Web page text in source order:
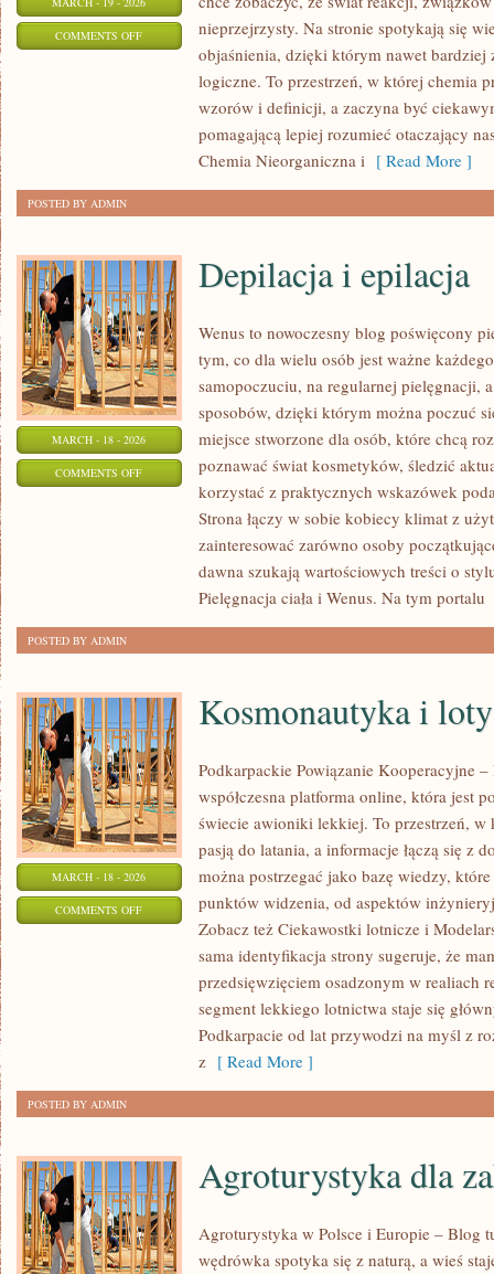
COMMENTS OFFON
nieprzejrzysty. Na stronie spotykają się
objaśnienia, dzięki którym nawet bardziej
logiczne. To przestrzeń, w której chemia
wzorów i definicji, a zaczyna być
pomagającą lepiej rozumieć otaczający
Chemia Nieorganiczna i [ Read More ]
POSTED BY ADMIN
MARCH - 18 - 2026
COMMENTS OFFON
Depilacja i epilacja
Wenus to nowoczesny blog poświęcony
tym, co dla wielu osób jest ważne
samopoczuciu, na regularnej pielęgnacji,
sposobów, dzięki którym można poczuć
miejsce stworzone dla osób, które chcą
poznawać świat kosmetyków, śledzić
korzystać z praktycznych wskazówek
Strona łączy w sobie kobiecy klimat z
zainteresować zarówno osoby
dawna szukają wartościowych treści o
Pielęgnacja ciała i Wenus. Na tym portalu
POSTED BY ADMIN
MARCH - 18 - 2026
COMMENTS OFFON
KOSMONAUTYKA
SUBORBITALNE
Kosmonautyka i
Podkarpackie Powiązanie Kooperacyjne
współczesna platforma online, która jest
świecie awioniki lekkiej. To przestrzeń,
pasją do latania, a informacje łączą się z
można postrzegać jako bazę wiedzy,
punktów widzenia, od aspektów
Zobacz też Ciekawostki lotnicze i
sama identyfikacja strony sugeruje, że
przedsięwzięciem osadzonym w realiach
segment lekkiego lotnictwa staje się
Podkarpacie od lat przywodzi na myśl z
z [ Read More ]
POSTED BY ADMIN
Agroturystyka dla
Agroturystyka w Polsce i Europie – Blog
wędrówka spotyka się z naturą, a wieś